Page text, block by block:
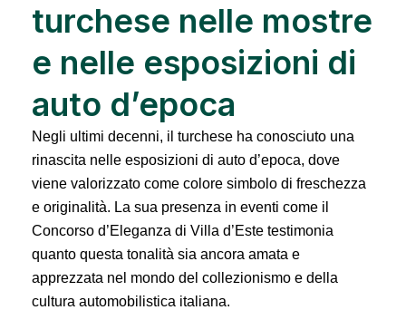
turchese nelle mostre
e nelle esposizioni di
auto d’epoca
Negli ultimi decenni, il turchese ha conosciuto una
rinascita nelle esposizioni di auto d’epoca, dove
viene valorizzato come colore simbolo di freschezza
e originalità. La sua presenza in eventi come il
Concorso d’Eleganza di Villa d’Este testimonia
quanto questa tonalità sia ancora amata e
apprezzata nel mondo del collezionismo e della
cultura automobilistica italiana.